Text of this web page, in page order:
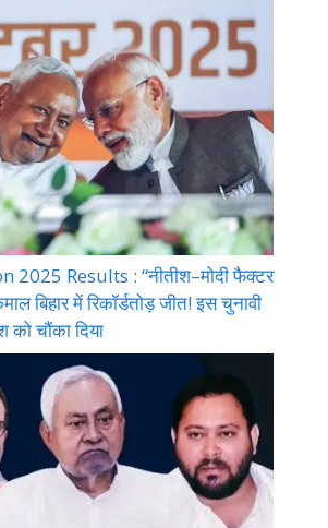
2025 Results : “नीतीश–मोदी फैक्टर
बिहार में रिकॉर्डतोड़ जीत! इस चुनावी
को चौंका दिया